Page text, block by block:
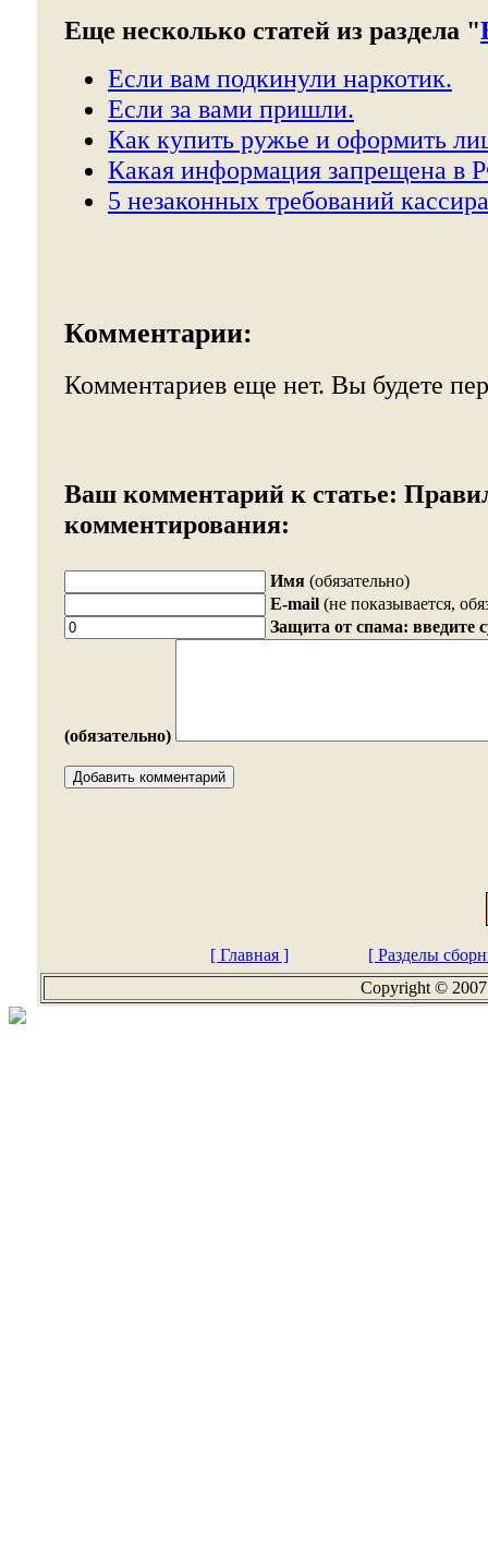
Еще несколько статей из раздела "
Если вам подкинули наркотик.
Если за вами пришли.
Как купить ружье и оформить
Какая информация запрещена в
5 незаконных требований
Комментарии:
Комментариев еще нет. Вы будете
Ваш комментарий к статье:
комментирования:
Имя (обязательно)
E-mail (не показывается,
Защита от спама: введите
(обязательно)
[ Главная ]
[ Разделы
Copyright ©